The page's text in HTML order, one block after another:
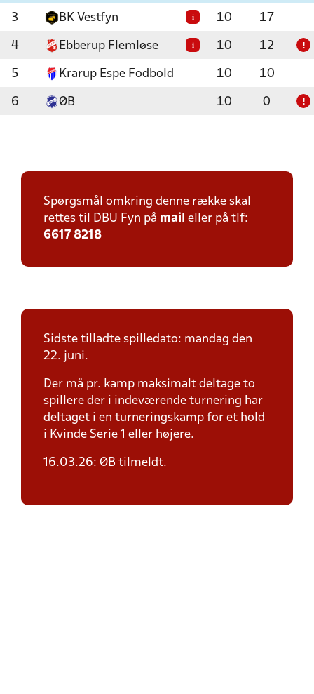
3 BK Vestfyn i 10 17
4 Ebberup Flemløse i 10 12 !
5 Krarup Espe Fodbold 10 10
6 ØB 10 0 !
Spørgsmål omkring denne række skal
rettes til DBU Fyn på mail eller på tlf:
6617 8218
Sidste tilladte spilledato: mandag den
22. juni.
Der må pr. kamp maksimalt deltage to
spillere der i indeværende turnering har
deltaget i en turneringskamp for et hold
i Kvinde Serie 1 eller højere.
16.03.26: ØB tilmeldt.